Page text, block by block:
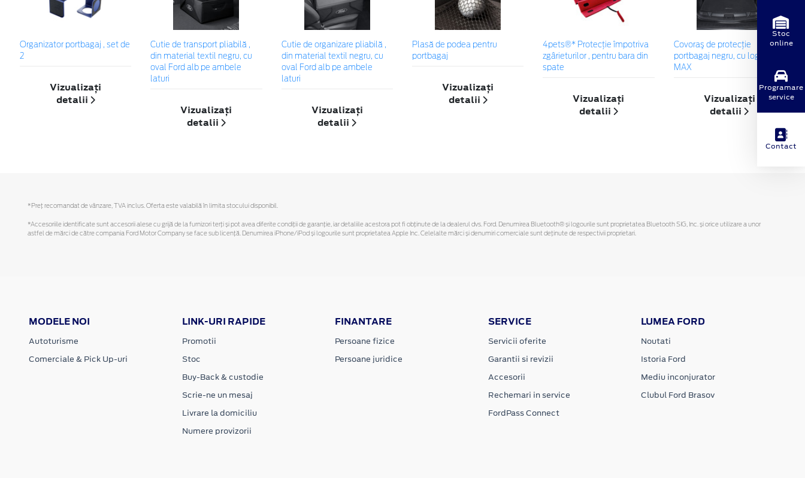
Organizator portbagaj , set de
2
Vizualizați
detalii
Cutie de transport pliabilă ,
din material textil negru, cu
oval Ford alb pe ambele
laturi
Vizualizați
detalii
Cutie de organizare pliabilă ,
din material textil negru, cu
oval Ford alb pe ambele
laturi
Vizualizați
detalii
Plasă de podea pentru
portbagaj
Vizualizați
detalii
4pets®* Protecție împotriva
zgârieturilor , pentru bara din
spate
Vizualizați
detalii
Covoraş de protecţie
portbagaj negru, cu logo S-
MAX
Vizualizați
detalii
*Preţ recomandat de vânzare, TVA inclus. Oferta este valabilă în limita stocului disponibil.
*Accesoriile identificate sunt accesorii alese cu grijă de la furnizori terți și pot avea diferite condiții de garanție, iar detaliile acestora pot fi obținute de la dealerul dvs. Ford. Denumirea Bluetooth® și logourile sunt proprietatea Bluetooth SIG, Inc. și orice utilizare a unor
astfel de mărci de către compania Ford Motor Company se face sub licență. Denumirea iPhone/iPod și logourile sunt proprietatea Apple Inc. Celelalte mărci și denumiri comerciale sunt deținute de respectivii proprietari.
MODELE NOI
Autoturisme
Comerciale & Pick Up-uri
LINK-URI RAPIDE
Promotii
Stoc
Buy-Back & custodie
Scrie-ne un mesaj
Livrare la domiciliu
Numere provizorii
FINANTARE
Persoane fizice
Persoane juridice
SERVICE
Servicii oferite
Garantii si revizii
Accesorii
Rechemari in service
FordPass Connect
LUMEA FORD
Noutati
Istoria Ford
Mediu inconjurator
Clubul Ford Brasov
Stoc
online
Programare
service
Contact